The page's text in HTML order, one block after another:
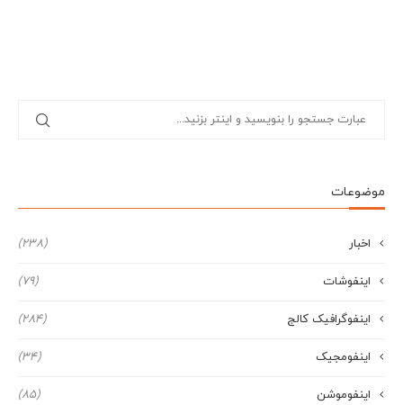
موضوعات
اخبار (238)
اینفوشات (79)
اینفوگرافیک کالج (284)
اینفومجیک (34)
اینفوموشن (85)